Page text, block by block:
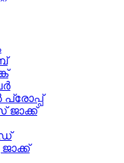
പ്രോപ്പ്
ജാക്ക്